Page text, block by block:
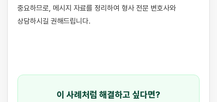
중요하므로, 메시지 자료를 정리하여 형사 전문 변호사와
상담하시길 권해드립니다.
이 사례처럼 해결하고 싶다면?